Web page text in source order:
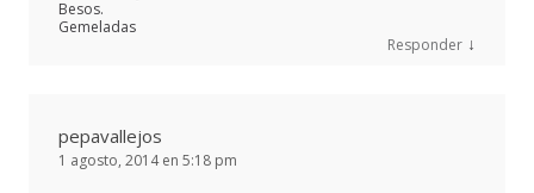
Besos.
Gemeladas
Responder ↓
pepavallejos
1 agosto, 2014 en 5:18 pm